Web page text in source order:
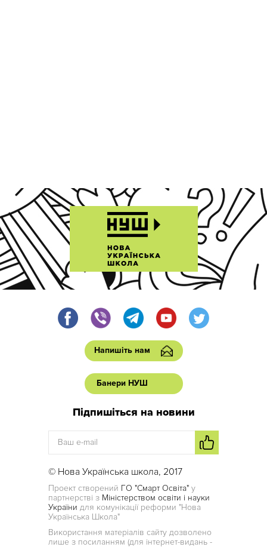
Напишіть нам
Банери НУШ
Підпишіться на новини
© Нова Українська школа, 2017
Проект створений ГО "Смарт Освіта" у
партнерстві з Міністерством освіти і науки
України для комунікації реформи "Нова
Українська Школа"
Використання матеріалів сайту дозволено
лише з посиланням (для інтернет-видань -